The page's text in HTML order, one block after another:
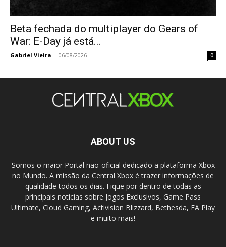
Beta fechada do multiplayer do Gears of
War: E-Day já está...
Gabriel Vieira - 06/08/2026 0
ABOUT US
Somos o maior Portal não-oficial dedicado a plataforma Xbox
no Mundo. A missão da Central Xbox é trazer informações de
qualidade todos os dias. Fique por dentro de todas as
principais notícias sobre Jogos Exclusivos, Game Pass
Ultimate, Cloud Gaming, Activision Blizzard, Bethesda, EA Play
e muito mais!